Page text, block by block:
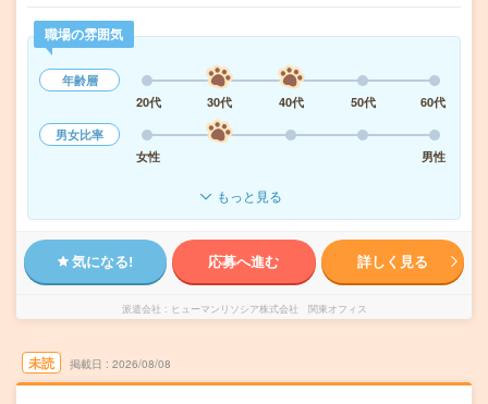
職場の雰囲気
年齢層
20代
30代 40代 50代
60代
男女比率
女性
男性
もっと見る
気になる! 応募へ進む 詳しく見る
派遣会社 ヒューマンリソシア株式会社 関東オフィス
未読 掲載日 2026/08/08